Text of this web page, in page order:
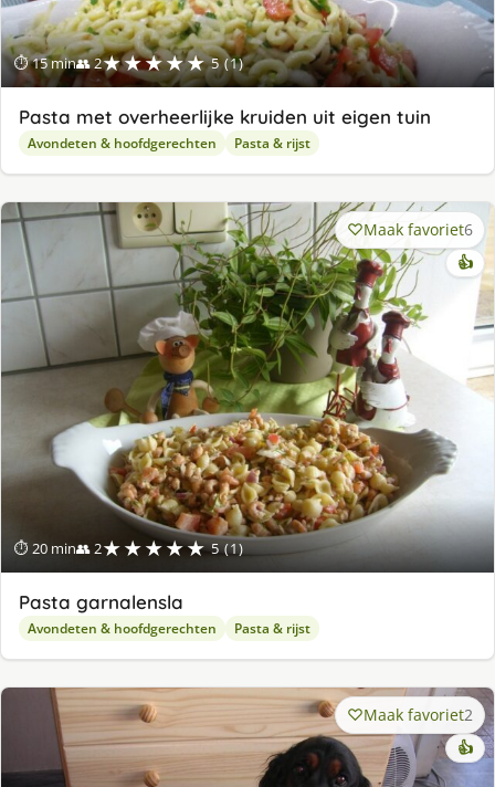
⏱ 15 min👥 2★★★★★ 5 (1)
Pasta met overheerlijke kruiden uit eigen tuin
Avondeten & hoofdgerechten Pasta & rijst
⏱ 20 min👥 2★★★★★ 5 (1)
Maak favoriet6
👍
Pasta garnalensla
Avondeten & hoofdgerechten Pasta & rijst
Maak favoriet2
👍